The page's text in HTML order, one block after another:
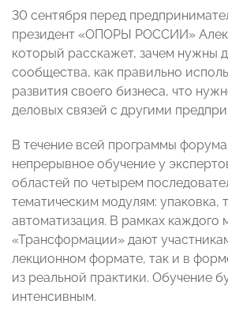
30 сентября перед
президент «ОПОРЫ РОССИИ»
который расскажет, зачем нужны
сообщества, как правильно
развития своего бизнеса, что
деловых связей с другими
В течение всей программы
непрерывное обучение у
областей по четырем
тематическим модулям: упаковка,
автоматизация. В рамках каждого
«Трансформации» дают
лекционном формате, так и в
из реальной практики. Обучение
интенсивным.